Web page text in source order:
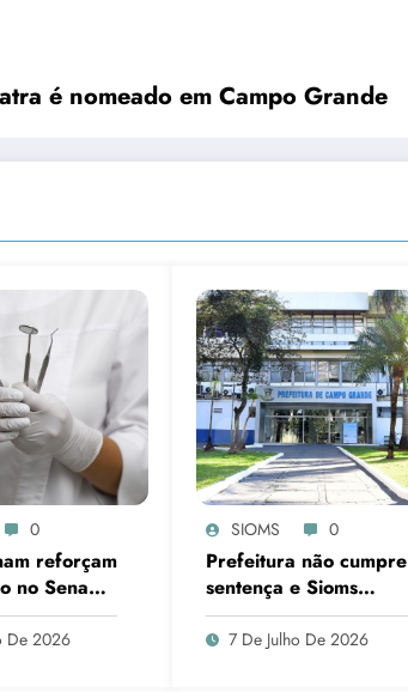
é nomeado em Campo Grande
0
reforçam
no Senado
do piso
dentistas
De 2026
SIOMS 0
Prefeitura não cumpre
sentença e Sioms
aciona a Justiça mais
uma vez
7 De Julho De 2026